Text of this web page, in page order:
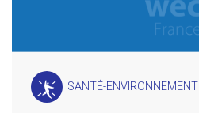
SANTÉ-ENVIRONNEMENT